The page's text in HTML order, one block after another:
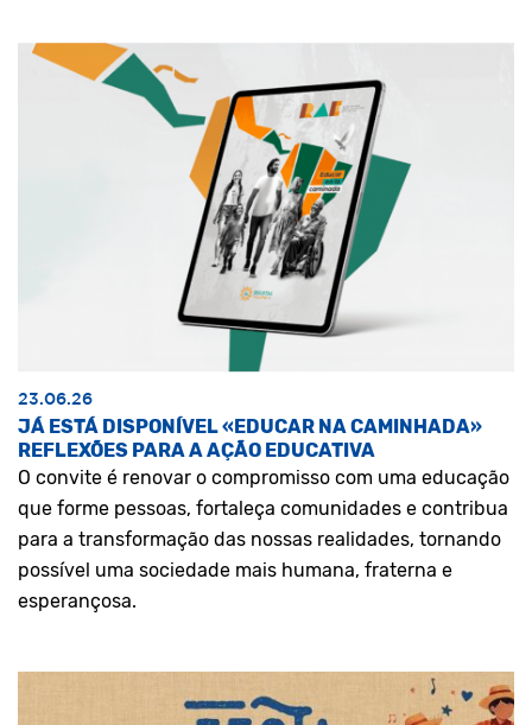
23.06.26
JÁ ESTÁ DISPONÍVEL «EDUCAR NA CAMINHADA»
REFLEXÕES PARA A AÇÃO EDUCATIVA
O convite é renovar o compromisso com uma educação
que forme pessoas, fortaleça comunidades e contribua
para a transformação das nossas realidades, tornando
possível uma sociedade mais humana, fraterna e
esperançosa.